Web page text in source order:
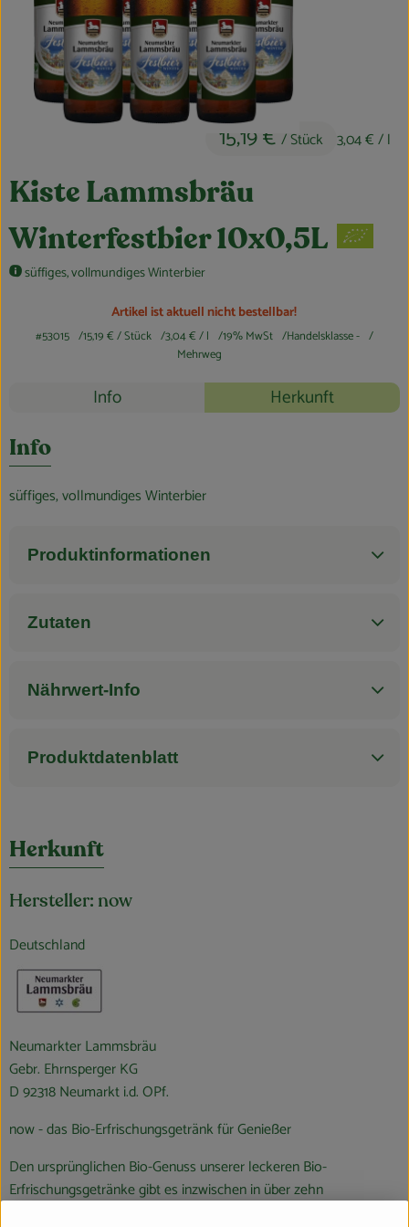
Obst & Gemüse
Kühltheke
Bäckerei
Getränke
Kosmetik
Haus, Garten & Co.
So geht’s
Kiste Lammsbräu
Winterfestbier 10x0,5L
süffiges, vollmundiges Winterbier
15,19 € / Stück 3,04 €/ l
Artikel ist aktuell nicht bestellbar!
#53015 15,19 €/ Stück 3,04 €/ l 19% MwSt
Handelsklasse -
Mehrweg
Rezepte
Info Herkunft
Info
süffiges, vollmundiges Winterbier
Produktinformationen
Zutaten
Nährwert-Info
Produktdatenblatt
Herkunft
Hersteller: now
Deutschland
Neumarkter Lammsbräu
Gebr. Ehrnsperger KG
D 92318 Neumarkt i.d. OPf.
now - das Bio-Erfrischungsgetränk für Genießer
Den ursprünglichen Bio-Genuss unserer leckeren Bio-
Erfrischungsgetränke gibt es inzwischen in über zehn